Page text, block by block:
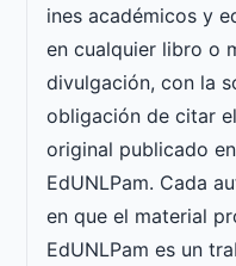
ines académicos y
en cualquier libro o
divulgación, con la
obligación de citar
original publicado
EdUNLPam. Cada
en que el material
EdUNLPam es un